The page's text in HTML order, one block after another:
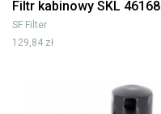
Filtr kabinowy SKL 46168
SF Filter
129,84 zł